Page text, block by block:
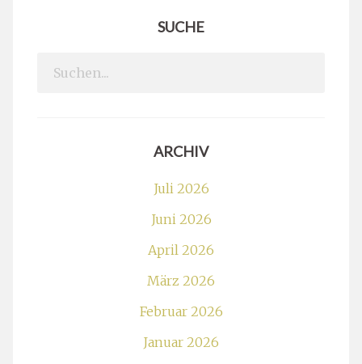
SUCHE
Search
ARCHIV
Juli 2026
Juni 2026
April 2026
März 2026
Februar 2026
Januar 2026